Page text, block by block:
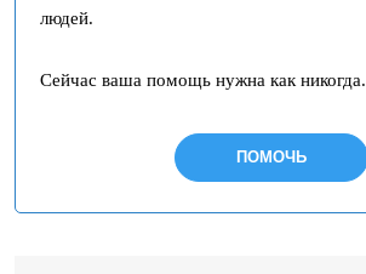
людей.
Сейчас ваша помощь нужна как никогда.
ПОМОЧЬ